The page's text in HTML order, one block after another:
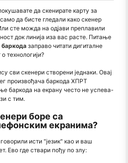
да скенирате карту за
да бисте гледали како скенер
сте можда на одјави преплавили
док линија иза вас расте. Питање
баркодазаправо читати дигиталне
технологији?
сви скенери створени једнаки. Овај
произвођача баркода ХПРТ
баркода на екрану често не успева-
с тим.
боре са
екранима?
исти "језик" као и ваш
Ево где ствари пођу по злу: